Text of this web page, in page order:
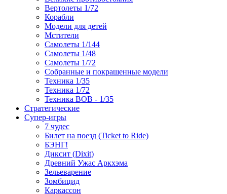
Вертолеты 1/72
Корабли
Модели для детей
Мстители
Самолеты 1/144
Самолеты 1/48
Самолеты 1/72
Собранные и покрашенные модели
Техника 1/35
Техника 1/72
Техника ВОВ - 1/35
Стратегические
Супер-игры
7 чудес
Билет на поезд (Ticket to Ride)
БЭНГ!
Диксит (Dixit)
Древний Ужас Аркхэма
Зельеварение
Зомбицид
Каркассон